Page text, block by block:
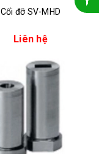
Cối đỡ SV-MHD
Liên hệ